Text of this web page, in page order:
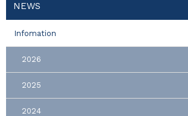
NEWS
Infomation
2026
2025
2024